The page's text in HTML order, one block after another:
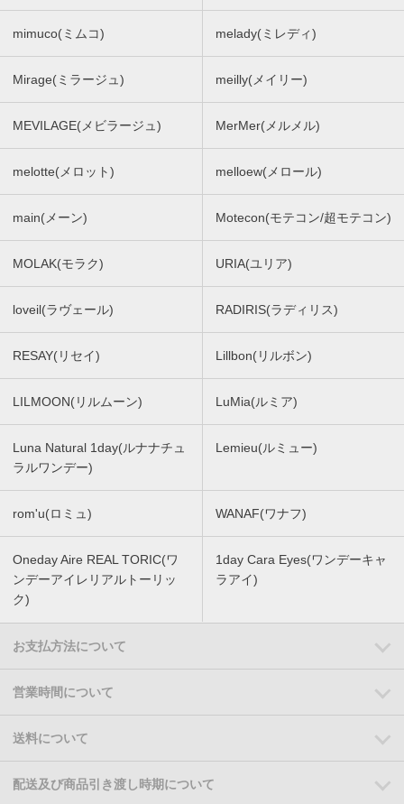
mimuco(ミムコ) melady(ミレディ)
Mirage(ミラージュ) meilly(メイリー)
MEVILAGE(メビラージュ) MerMer(メルメル)
melotte(メロット) melloew(メロール)
main(メーン) Motecon(モテコン/超モテコン)
MOLAK(モラク) URIA(ユリア)
loveil(ラヴェール) RADIRIS(ラディリス)
RESAY(リセイ) Lillbon(リルボン)
LILMOON(リルムーン) LuMia(ルミア)
Luna Natural 1day(ルナナチュ
ラルワンデー)
Lemieu(ルミュー)
rom'u(ロミュ) WANAF(ワナフ)
Oneday Aire REAL TORIC(ワ
ンデーアイレリアルトーリッ
ク)
1day Cara Eyes(ワンデーキャ
ラアイ)
お支払方法について
営業時間について
送料について
配送及び商品引き渡し時期について